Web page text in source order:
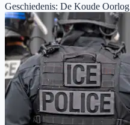
Geschiedenis: De Koude Oorlog